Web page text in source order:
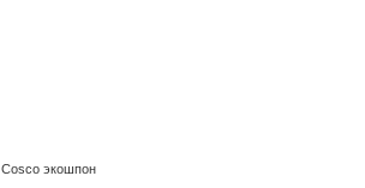
Cosco экошпон